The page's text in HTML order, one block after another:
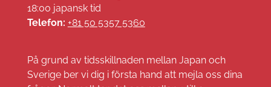
18:00 japansk tid
Telefon: +81 50 5357 5360
På grund av tidsskillnaden mellan Japan och
Sverige ber vi dig i första hand att mejla oss dina